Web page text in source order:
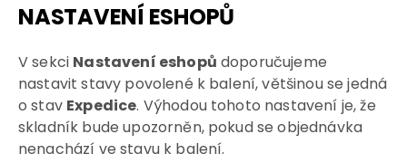
NASTAVENÍ ESHOPŮ
V sekci Nastavení eshopů doporučujeme
nastavit stavy povolené k balení, většinou se jedná
o stav Expedice. Výhodou tohoto nastavení je, že
skladník bude upozorněn, pokud se objednávka
nenachází ve stavu k balení.